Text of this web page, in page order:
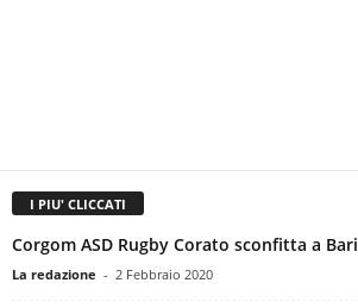
I PIU' CLICCATI
Corgom ASD Rugby Corato sconfitta a Bari
La redazione - 2 Febbraio 2020